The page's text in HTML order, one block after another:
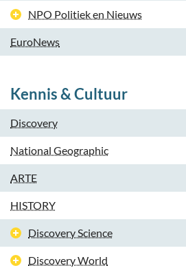
NPO Politiek en Nieuws
EuroNews
Kennis & Cultuur
Discovery
National Geographic
ARTE
HISTORY
Discovery Science
Discovery World